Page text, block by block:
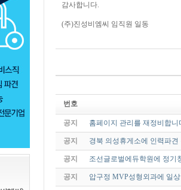
감사합니다.
(주)진성비엠씨 임직원 일동
번호
공지 홈페이지 관리를 재정비합니
공지 경북 의성휴게소에 인력파
공지 조선글로벌에듀학원에 정기
공지 압구정 MVP성형외과에 일